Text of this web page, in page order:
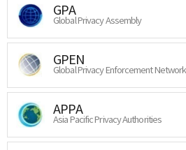
GPA
Global Privacy Assembly
GPEN
Global Privacy Enforcement Network
APPA
Asia Pacific Privacy Authorities